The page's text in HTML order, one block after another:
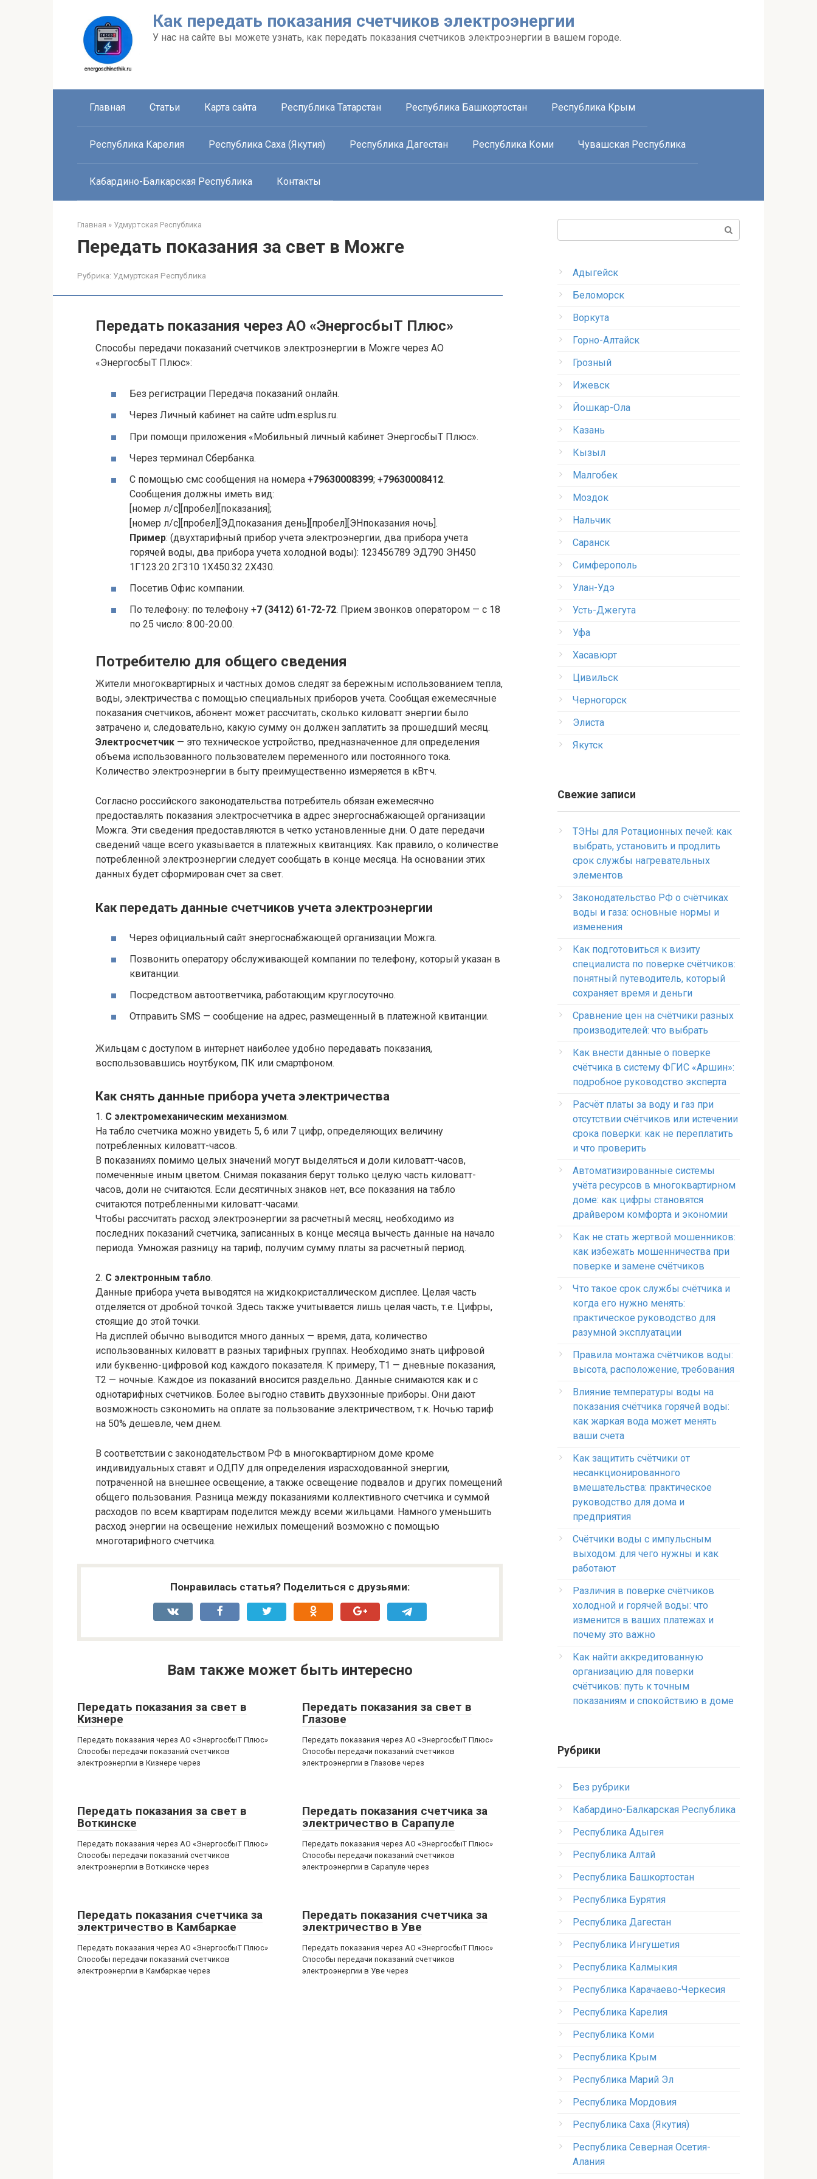
Как передать показания счетчиков электроэнергии
У нас на сайте вы можете узнать, как передать показания счетчиков электроэнергии в вашем городе.
Главная Статьи Карта сайта Республика Татарстан Республика Башкортостан Республика Крым
Республика Карелия Республика Саха (Якутия) Республика Дагестан Республика Коми Чувашская Республика
Кабардино-Балкарская Республика Контакты
Главная » Удмуртская Республика
Передать показания за свет в Можге
Рубрика: Удмуртская Республика
Передать показания через АО «ЭнергосбыТ Плюс»
Способы передачи показаний счетчиков электроэнергии в Можге через АО
«ЭнергосбыТ Плюс»:
Без регистрации Передача показаний онлайн.
Через Личный кабинет на сайте udm.esplus.ru.
При помощи приложения «Мобильный личный кабинет ЭнергосбыТ Плюс».
Через терминал Сбербанка.
С помощью смс сообщения на номера +79630008399; +79630008412.
Сообщения должны иметь вид:
[номер л/с][пробел][показания];
[номер л/с][пробел][ЭДпоказания день][пробел][ЭНпоказания ночь].
Пример: (двухтарифный прибор учета электроэнергии, два прибора учета
горячей воды, два прибора учета холодной воды): 123456789 ЭД790 ЭН450
1Г123.20 2Г310 1Х450.32 2Х430.
Посетив Офис компании.
По телефону: по телефону +7 (3412) 61-72-72. Прием звонков оператором — с 18
по 25 число: 8.00-20.00.
Потребителю для общего сведения
Жители многоквартирных и частных домов следят за бережным использованием тепла,
воды, электричества с помощью специальных приборов учета. Сообщая ежемесячные
показания счетчиков, абонент может рассчитать, сколько киловатт энергии было
затрачено и, следовательно, какую сумму он должен заплатить за прошедший месяц.
Электросчетчик — это техническое устройство, предназначенное для определения
объема использованного пользователем переменного или постоянного тока.
Количество электроэнергии в быту преимущественно измеряется в кВт·ч.
Согласно российского законодательства потребитель обязан ежемесячно
предоставлять показания электросчетчика в адрес энергоснабжающей организации
Можга. Эти сведения предоставляются в четко установленные дни. О дате передачи
сведений чаще всего указывается в платежных квитанциях. Как правило, о количестве
потребленной электроэнергии следует сообщать в конце месяца. На основании этих
данных будет сформирован счет за свет.
Как передать данные счетчиков учета электроэнергии
Через официальный сайт энергоснабжающей организации Можга.
Позвонить оператору обслуживающей компании по телефону, который указан в
квитанции.
Посредством автоответчика, работающим круглосуточно.
Отправить SMS — сообщение на адрес, размещенный в платежной квитанции.
Жильцам с доступом в интернет наиболее удобно передавать показания,
воспользовавшись ноутбуком, ПК или смартфоном.
Как снять данные прибора учета электричества
1. С электромеханическим механизмом.
На табло счетчика можно увидеть 5, 6 или 7 цифр, определяющих величину
потребленных киловатт-часов.
В показаниях помимо целых значений могут выделяться и доли киловатт-часов,
помеченные иным цветом. Снимая показания берут только целую часть киловатт-
часов, доли не считаются. Если десятичных знаков нет, все показания на табло
считаются потребленными киловатт-часами.
Чтобы рассчитать расход электроэнергии за расчетный месяц, необходимо из
последних показаний счетчика, записанных в конце месяца вычесть данные на начало
периода. Умножая разницу на тариф, получим сумму платы за расчетный период.
2. С электронным табло.
Данные прибора учета выводятся на жидкокристаллическом дисплее. Целая часть
отделяется от дробной точкой. Здесь также учитывается лишь целая часть, т.е. Цифры,
стоящие до этой точки.
На дисплей обычно выводится много данных — время, дата, количество
использованных киловатт в разных тарифных группах. Необходимо знать цифровой
или буквенно-цифровой код каждого показателя. К примеру, Т1 — дневные показания,
Т2 — ночные. Каждое из показаний вносится раздельно. Данные снимаются как и с
однотарифных счетчиков. Более выгодно ставить двухзонные приборы. Они дают
возможность сэкономить на оплате за пользование электричеством, т.к. Ночью тариф
на 50% дешевле, чем днем.
В соответствии с законодательством РФ в многоквартирном доме кроме
индивидуальных ставят и ОДПУ для определения израсходованной энергии,
потраченной на внешнее освещение, а также освещение подвалов и других помещений
общего пользования. Разница между показаниями коллективного счетчика и суммой
расходов по всем квартирам поделится между всеми жильцами. Намного уменьшить
расход энергии на освещение нежилых помещений возможно с помощью
многотарифного счетчика.
Понравилась статья? Поделиться с друзьями:
Вам также может быть интересно
Передать показания за свет в
Кизнере
Передать показания через АО «ЭнергосбыТ Плюс»
Способы передачи показаний счетчиков
электроэнергии в Кизнере через
Передать показания за свет в
Глазове
Передать показания через АО «ЭнергосбыТ Плюс»
Способы передачи показаний счетчиков
электроэнергии в Глазове через
Передать показания за свет в
Воткинске
Передать показания через АО «ЭнергосбыТ Плюс»
Способы передачи показаний счетчиков
электроэнергии в Воткинске через
Передать показания счетчика за
электричество в Сарапуле
Передать показания через АО «ЭнергосбыТ Плюс»
Способы передачи показаний счетчиков
электроэнергии в Сарапуле через
Передать показания счетчика за
электричество в Камбаркае
Передать показания через АО «ЭнергосбыТ Плюс»
Способы передачи показаний счетчиков
электроэнергии в Камбаркае через
Передать показания счетчика за
электричество в Уве
Передать показания через АО «ЭнергосбыТ Плюс»
Способы передачи показаний счетчиков
электроэнергии в Уве через
Адыгейск
Беломорск
Воркута
Горно-Алтайск
Грозный
Ижевск
Йошкар-Ола
Казань
Кызыл
Малгобек
Моздок
Нальчик
Саранск
Симферополь
Улан-Удэ
Усть-Джегута
Уфа
Хасавюрт
Цивильск
Черногорск
Элиста
Якутск
Свежие записи
ТЭНы для Ротационных печей: как
выбрать, установить и продлить
срок службы нагревательных
элементов
Законодательство РФ о счётчиках
воды и газа: основные нормы и
изменения
Как подготовиться к визиту
специалиста по поверке счётчиков:
понятный путеводитель, который
сохраняет время и деньги
Сравнение цен на счётчики разных
производителей: что выбрать
Как внести данные о поверке
счётчика в систему ФГИС «Аршин»:
подробное руководство эксперта
Расчёт платы за воду и газ при
отсутствии счётчиков или истечении
срока поверки: как не переплатить
и что проверить
Автоматизированные системы
учёта ресурсов в многоквартирном
доме: как цифры становятся
драйвером комфорта и экономии
Как не стать жертвой мошенников:
как избежать мошенничества при
поверке и замене счётчиков
Что такое срок службы счётчика и
когда его нужно менять:
практическое руководство для
разумной эксплуатации
Правила монтажа счётчиков воды:
высота, расположение, требования
Влияние температуры воды на
показания счётчика горячей воды:
как жаркая вода может менять
ваши счета
Как защитить счётчики от
несанкционированного
вмешательства: практическое
руководство для дома и
предприятия
Счётчики воды с импульсным
выходом: для чего нужны и как
работают
Различия в поверке счётчиков
холодной и горячей воды: что
изменится в ваших платежах и
почему это важно
Как найти аккредитованную
организацию для поверки
счётчиков: путь к точным
показаниям и спокойствию в доме
Рубрики
Без рубрики
Кабардино-Балкарская Республика
Республика Адыгея
Республика Алтай
Республика Башкортостан
Республика Бурятия
Республика Дагестан
Республика Ингушетия
Республика Калмыкия
Республика Карачаево-Черкесия
Республика Карелия
Республика Коми
Республика Крым
Республика Марий Эл
Республика Мордовия
Республика Саха (Якутия)
Республика Северная Осетия-
Алания